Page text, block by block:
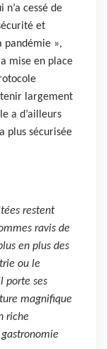
cessé de
et
pandémie »,
mise en place
largement
a d’ailleurs
plus sécurisée
restent
ravis de
en plus des
ou le
porte ses
magnifique
riche